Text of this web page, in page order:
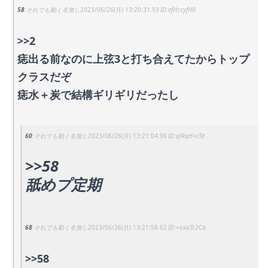
58 それでも動く名無し 2023/06/26(月) 13:20:31.93 efHccyfH0
>>2
痣出る前なのに上弦3と打ち合えてたからトップ
クラスだぞ
痣水＋炭で結構ギリギリだったし
60 それでも動く名無し 2023/06/26(月) 13:21:04.98 qlRqH+rTd
>>58
舐めプ定期
68 それでも動く名無し 2023/06/26(月) 13:21:58.62 +oxaTc2Ca
>>58